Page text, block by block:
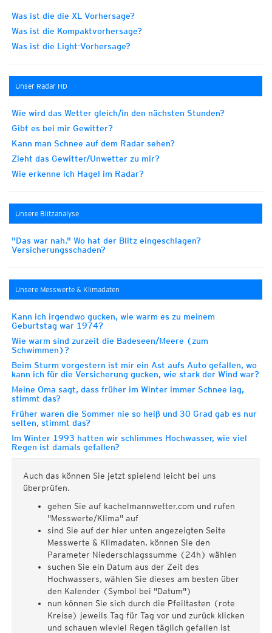
Was ist die die XL Vorhersage?
Was ist die Kompaktvorhersage?
Was ist die Light-Vorhersage?
Unser Radar HD
Wie wird das Wetter gleich/in den nächsten Stunden?
Gibt es bei mir Gewitter?
Kann man Schnee auf dem Radar sehen?
Zieht das Gewitter/Unwetter zu mir?
Wie erkenne ich Hagel im Radar?
Unsere Blitzanalyse
"Das war nah." Wo hat der Blitz eingeschlagen?
Versicherungsschaden?
Unsere Messwerte & Klimadaten
Kann ich irgendwo gucken, wie warm es zu meinem
Geburtstag war 1974?
Wie warm sind zurzeit die Badeseen/Meere (zum
Schwimmen)?
Beim Sturm vorgestern ist mir ein Ast aufs Auto gefallen, wo
kann ich für die Versicherung gucken, wie stark der Wind war?
Meine Oma sagt, dass früher im Winter immer Schnee lag,
stimmt das?
Früher waren die Sommer nie so heiß und 30 Grad gab es nur
selten, stimmt das?
Im Winter 1993 hatten wir schlimmes Hochwasser, wie viel
Regen ist damals gefallen?
Auch das können Sie jetzt spielend leicht bei uns
überprüfen.
gehen Sie auf kachelmannwetter.com und rufen
"Messwerte/Klima" auf
sind Sie auf der hier unten angezeigten Seite
Messwerte & Klimadaten, können Sie den
Parameter Niederschlagssumme (24h) wählen
suchen Sie ein Datum aus der Zeit des
Hochwassers, wählen Sie dieses am besten über
den Kalender (Symbol bei "Datum")
nun können Sie sich durch die Pfeiltasten (rote
Kreise) jeweils Tag für Tag vor und zurück klicken
und schauen wieviel Regen täglich gefallen ist